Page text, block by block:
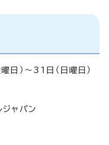
）～31日（日曜日）
ャパン